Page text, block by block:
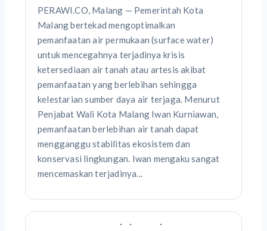
PERAWI.CO, Malang — Pemerintah Kota
Malang bertekad mengoptimalkan
pemanfaatan air permukaan (surface water)
untuk mencegahnya terjadinya krisis
ketersediaan air tanah atau artesis akibat
pemanfaatan yang berlebihan sehingga
kelestarian sumber daya air terjaga. Menurut
Penjabat Wali Kota Malang Iwan Kurniawan,
pemanfaatan berlebihan air tanah dapat
mengganggu stabilitas ekosistem dan
konservasi lingkungan. Iwan mengaku sangat
mencemaskan terjadinya...